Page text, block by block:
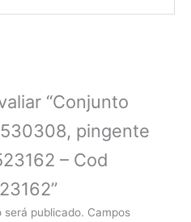
“Conjunto
pingente
– Cod
será publicado. Campos